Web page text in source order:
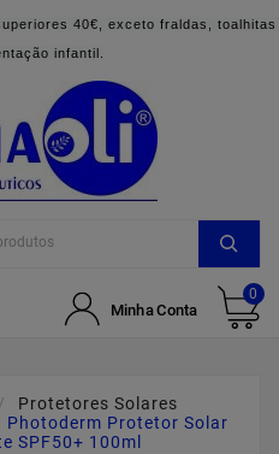
40€, exceto fraldas, toalhitas
infantil.
Minha Conta
0
Protetores Solares
Photoderm Protetor Solar
SPF50+ 100ml